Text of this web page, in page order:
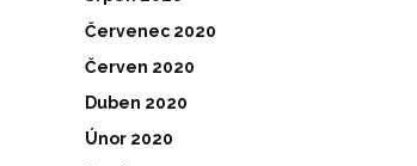
Červenec 2020
Červen 2020
Duben 2020
Únor 2020